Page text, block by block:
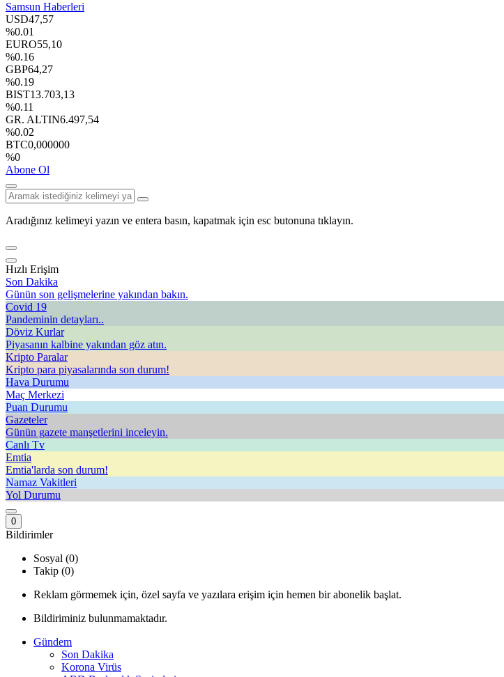
Samsun Haberleri
USD47,57
%0.01
EURO55,10
%0.16
GBP64,27
%0.19
BIST13.703,13
%0.11
GR. ALTIN6.497,54
%0.02
BTC0,000000
%0
Abone Ol
Aradığınız kelimeyi yazın ve entera basın, kapatmak için esc butonuna tıklayın.
Hızlı Erişim
Son Dakika
Günün son gelişmelerine yakından bakın.
Covid 19
Pandeminin detayları..
Döviz Kurlar
Piyasanın kalbine yakından göz atın.
Kripto Paralar
Kripto para piyasalarında son durum!
Hava Durumu
Maç Merkezi
Puan Durumu
Gazeteler
Günün gazete manşetlerini inceleyin.
Canlı Tv
Emtia
Emtia'larda son durum!
Namaz Vakitleri
Yol Durumu
0
Bildirimler
Sosyal (0)
Takip (0)
Reklam görmemek için, özel sayfa ve yazılara erişim için hemen bir abonelik başlat.
Bildiriminiz bulunmamaktadır.
Gündem
Son Dakika
Korona Virüs